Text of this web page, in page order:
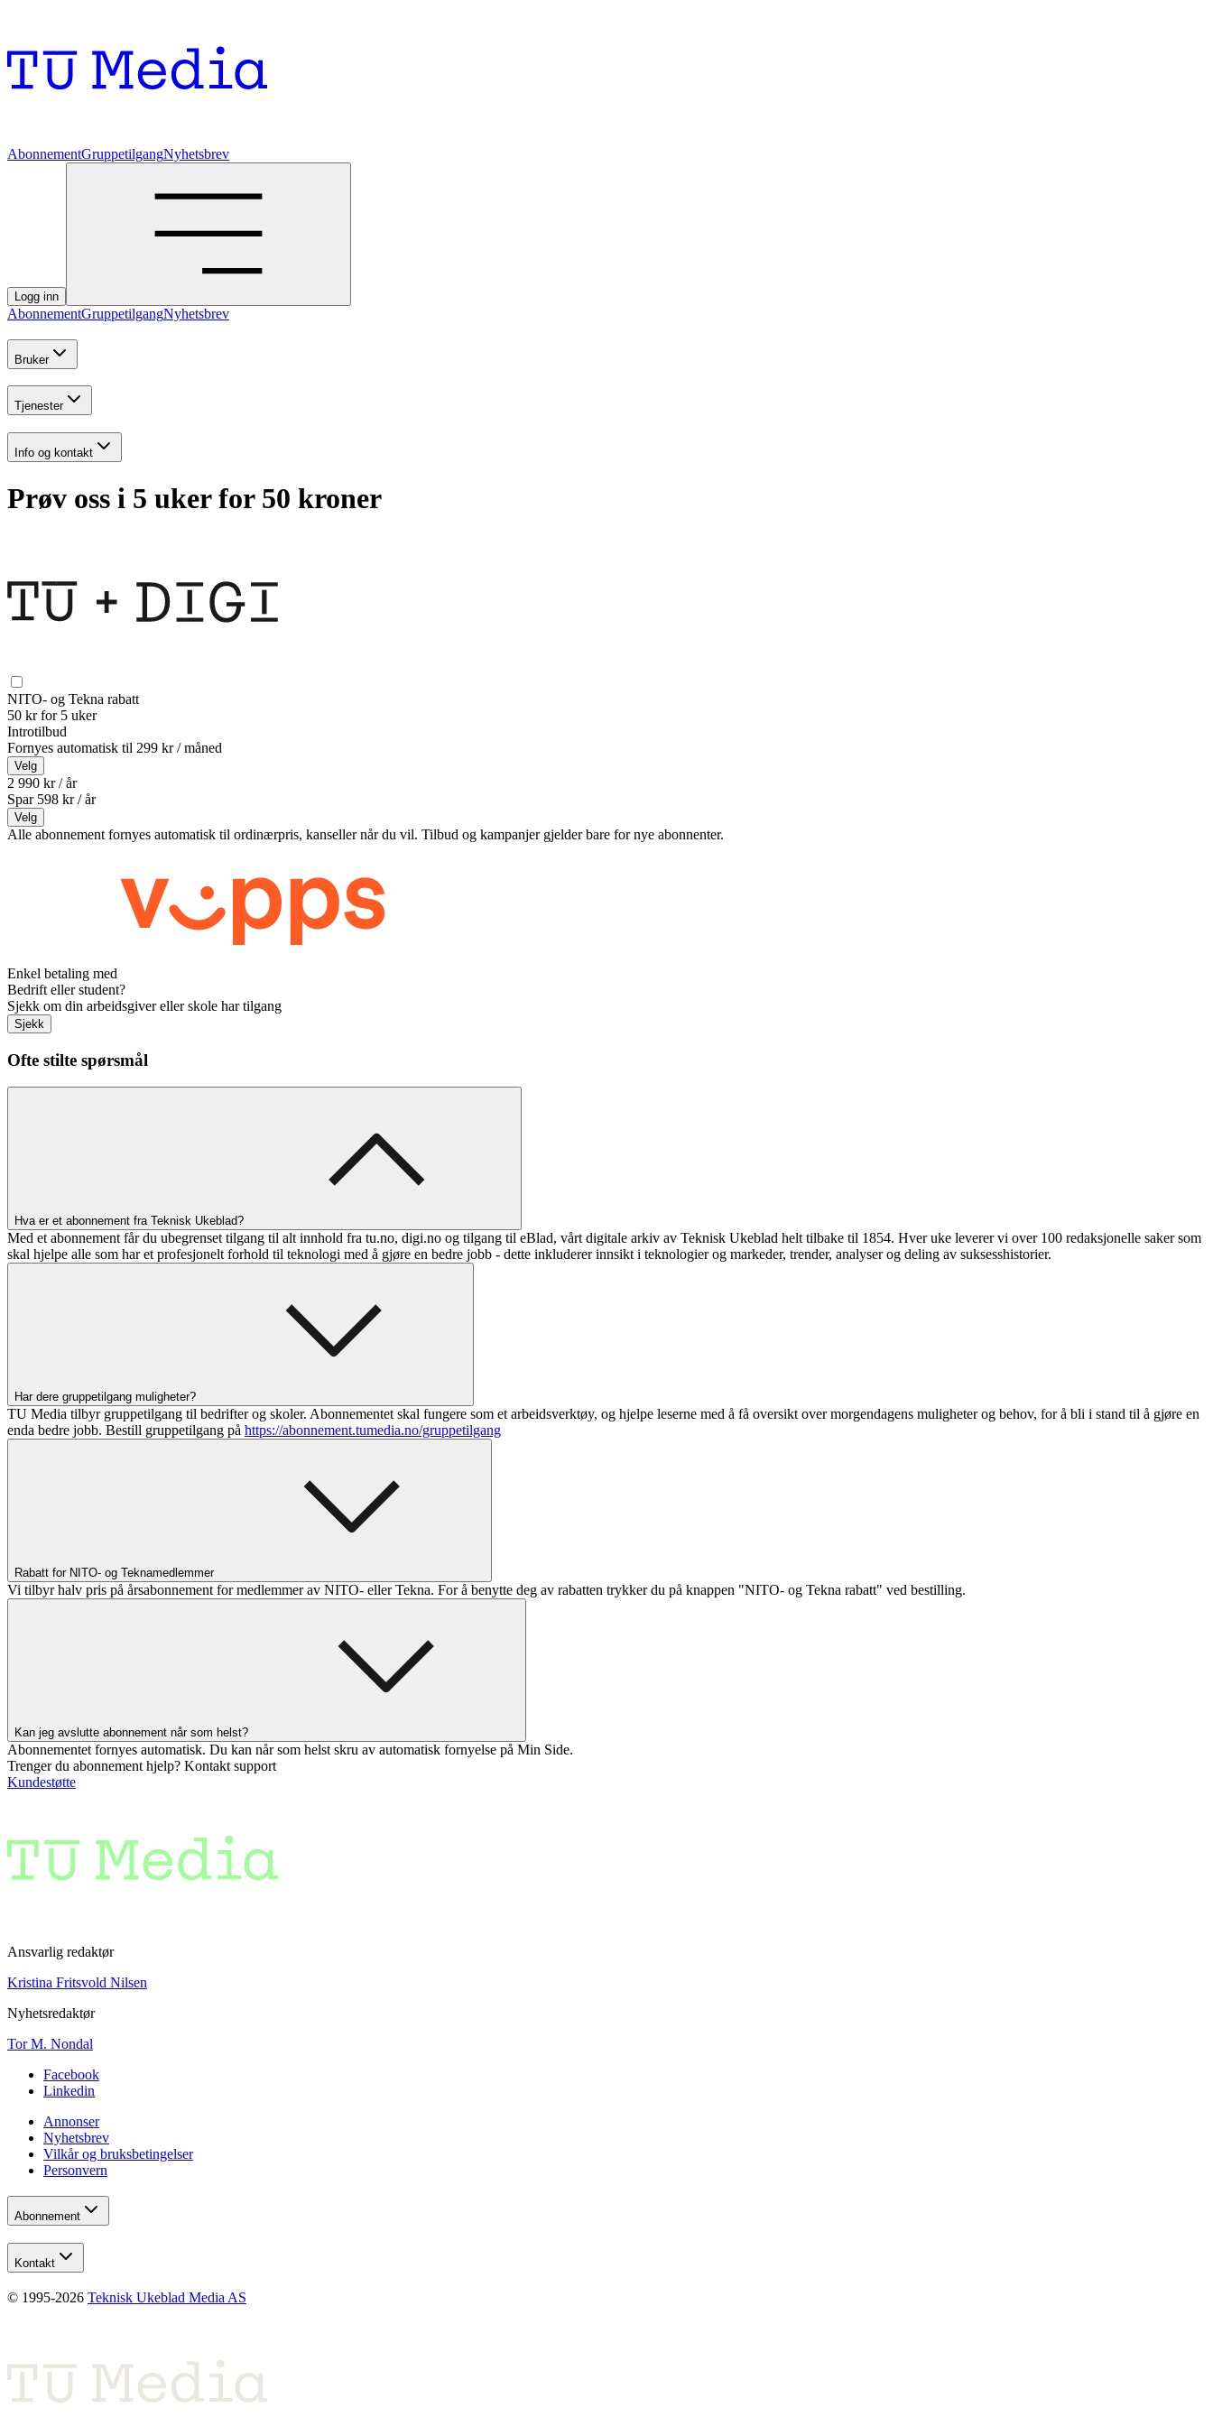
AbonnementGruppetilgangNyhetsbrev
Logg inn
AbonnementGruppetilgangNyhetsbrev
Bruker
Tjenester
Info og kontakt
Prøv oss i 5 uker for 50 kroner
NITO- og Tekna rabatt
50 kr for 5 uker
Introtilbud
Fornyes automatisk til 299 kr / måned
Velg
2 990 kr / år
Spar 598 kr /år
Velg
Alle abonnement fornyes automatisk til ordinærpris, kanseller når du vil. Tilbud og kampanjer gjelder bare for nye abonnenter.
Enkel betaling med
Bedrift eller student?
Sjekk om din arbeidsgiver eller skole har tilgang
Sjekk
Ofte stilte spørsmål
Hva er et abonnement fra Teknisk Ukeblad?
Med et abonnement får du ubegrenset tilgang til alt innhold fra tu.no, digi.no og tilgang til eBlad, vårt digitale arkiv av Teknisk Ukeblad helt tilbake til 1854. Hver uke leverer vi over 100 redaksjonelle saker som
skal hjelpe alle som har et profesjonelt forhold til teknologi med å gjøre en bedre jobb - dette inkluderer innsikt i teknologier og markeder, trender, analyser og deling av suksesshistorier.
Har dere gruppetilgang muligheter?
TU Media tilbyr gruppetilgang til bedrifter og skoler. Abonnementet skal fungere som et arbeidsverktøy, og hjelpe leserne med å få oversikt over morgendagens muligheter og behov, for å bli i stand til å gjøre en
enda bedre jobb. Bestill gruppetilgang på https://abonnement.tumedia.no/gruppetilgang
Rabatt for NITO- og Teknamedlemmer
Vi tilbyr halv pris på årsabonnement for medlemmer av NITO- eller Tekna. For å benytte deg av rabatten trykker du på knappen "NITO- og Tekna rabatt" ved bestilling.
Kan jeg avslutte abonnement når som helst?
Abonnementet fornyes automatisk. Du kan når som helst skru av automatisk fornyelse på Min Side.
Trenger du abonnement hjelp? Kontakt support
Kundestøtte
Ansvarlig redaktør
Kristina Fritsvold Nilsen
Nyhetsredaktør
Tor M. Nondal
Facebook
Linkedin
Annonser
Nyhetsbrev
Vilkår og bruksbetingelser
Personvern
Abonnement
Kontakt
© 1995-2026 Teknisk Ukeblad Media AS